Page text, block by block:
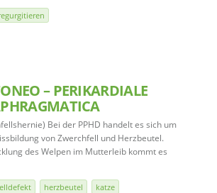
– PERIKARDIALE
Bei der PPHD handelt es sich um
von Zwerchfell und Herzbeutel.
des Welpen im Mutterleib kommt es
herzbeutel katze